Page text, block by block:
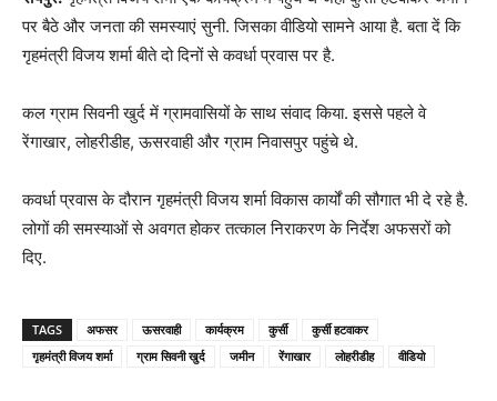
पर बैठे और जनता की समस्याएं सुनी. जिसका वीडियो सामने आया है. बता दें कि
गृहमंत्री विजय शर्मा बीते दो दिनों से कवर्धा प्रवास पर है.
कल ग्राम सिवनी खुर्द में ग्रामवासियों के साथ संवाद किया. इससे पहले वे
रेंगाखार, लोहरीडीह, ऊसरवाही और ग्राम निवासपुर पहुंचे थे.
कवर्धा प्रवास के दौरान गृहमंत्री विजय शर्मा विकास कार्यों की सौगात भी दे रहे है.
लोगों की समस्याओं से अवगत होकर तत्काल निराकरण के निर्देश अफसरों को
दिए.
TAGS अफसर ऊसरवाही कार्यक्रम कुर्सी
कुर्सी हटवाकर
गृहमंत्री विजय शर्मा
ग्राम सिवनी खुर्द जमीन रेंगाखार लोहरीडीह वीडियो